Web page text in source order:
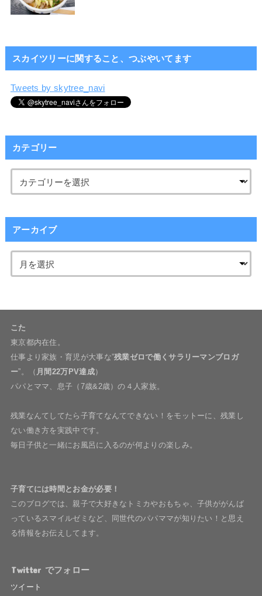
スカイツリーに関すること、つぶやいてます
Tweets by skytree_navi
カテゴリー
アーカイブ
こた
東京都内在住。
仕事より家族・育児が大事な”残業ゼロで働くサラリーマンブロガ
ー”。（ 月間22万PV達成）
パパとママ、息子（7歳&2歳）の４人家族。
残業なんてしてたら子育てなんてできない！をモットーに、残業し
ない働き方を実践中です。
毎日子供と一緒にお風呂に入るのが何よりの楽しみ。
子育てには時間とお金が必要！
このブログでは、親子で大好きなトミカやおもちゃ、子供ががんば
っているスマイルゼミなど、同世代のパパママが知りたい！と思え
る情報をお伝えしてます。
Twitter でフォロー
ツイート